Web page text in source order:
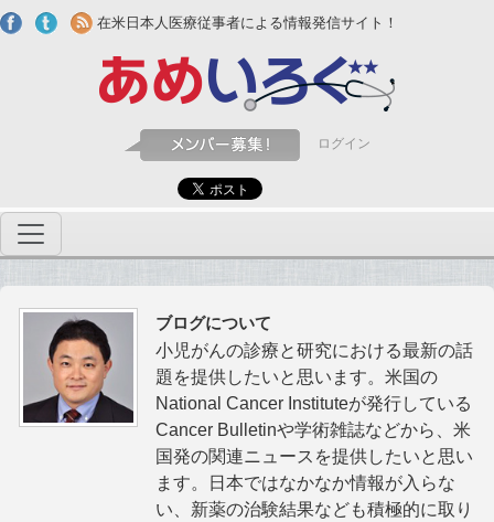
Skip to main content
在米日本人医療従事者による情報発信サイト！
ログイン
ブログについて
小児がんの診療と研究における最新の話
題を提供したいと思います。米国の
National Cancer Instituteが発行している
Cancer Bulletinや学術雑誌などから、米
国発の関連ニュースを提供したいと思い
ます。日本ではなかなか情報が入らな
い、新薬の治験結果なども積極的に取り